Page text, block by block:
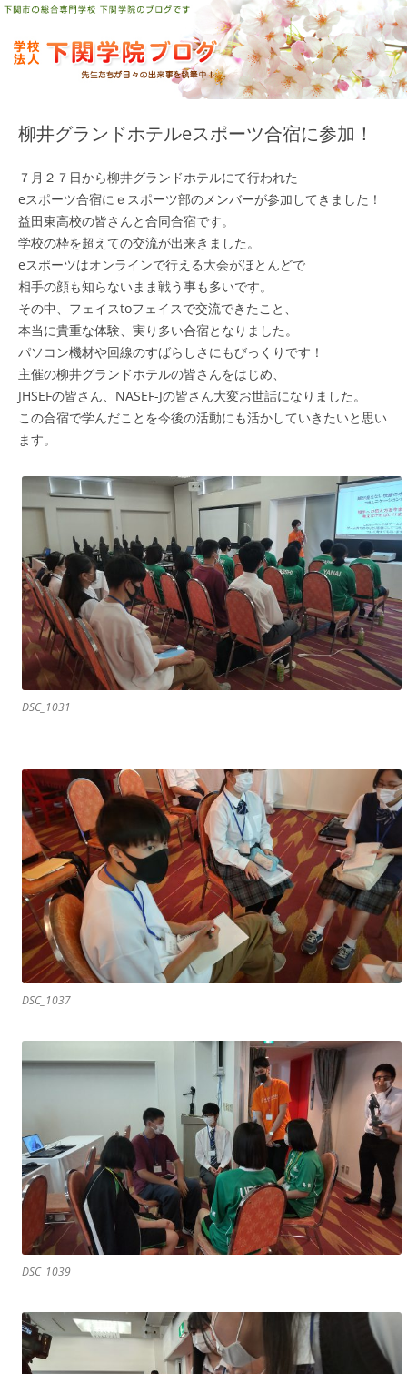
コ
ン
柳井グランドホテルeスポーツ合宿に参加！
７月２７日から柳井グランドホテルにて行われた
eスポーツ合宿にｅスポーツ部のメンバーが参加してきました！
益田東高校の皆さんと合同合宿です。
学校の枠を超えての交流が出来きました。
eスポーツはオンラインで行える大会がほとんどで
相手の顔も知らないまま戦う事も多いです。
その中、フェイスtoフェイスで交流できたこと、
本当に貴重な体験、実り多い合宿となりました。
パソコン機材や回線のすばらしさにもびっくりです！
主催の柳井グランドホテルの皆さんをはじめ、
JHSEFの皆さん、NASEF-Jの皆さん大変お世話になりました。
この合宿で学んだことを今後の活動にも活かしていきたいと思い
ます。
DSC_1031
DSC_1037
DSC_1039